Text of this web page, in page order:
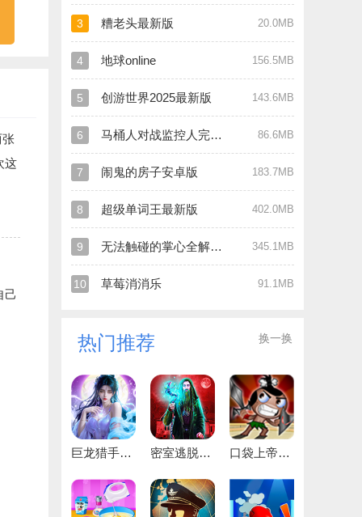
张
这
己
3 糟老头最新版 20.0MB
4 地球online 156.5MB
5 创游世界2025最新版 143.6MB
6 马桶人对战监控人完全版 86.6MB
7 闹鬼的房子安卓版 183.7MB
8 超级单词王最新版 402.0MB
9 无法触碰的掌心全解锁版 345.1MB
10 草莓消消乐 91.1MB
热门推荐 换一换
巨龙猎手红包版 密室逃脱21遗落梦境老版 口袋上帝最新版